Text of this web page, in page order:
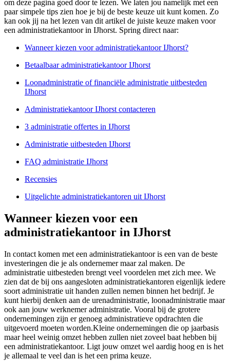
om deze pagina goed door te lezen. We laten jou namelijk met een
paar simpele tips zien hoe je bij de beste keuze uit kunt komen. Zo
kan ook jij na het lezen van dit artikel de juiste keuze maken voor
een administratiekantoor in IJhorst. Spring direct naar:
Wanneer kiezen voor administratiekantoor IJhorst?
Betaalbaar administratiekantoor IJhorst
Loonadministratie of financiële administratie uitbesteden
IJhorst
Administratiekantoor IJhorst contacteren
3 administratie offertes in IJhorst
Administratie uitbesteden IJhorst
FAQ administratie IJhorst
Recensies
Uitgelichte administratiekantoren uit IJhorst
Wanneer kiezen voor een
administratiekantoor in IJhorst
In contact komen met een administratiekantoor is een van de beste
investeringen die je als ondernemer maar zal maken. De
administratie uitbesteden brengt veel voordelen met zich mee. We
zien dat de bij ons aangesloten administratiekantoren eigenlijk iedere
soort administratie uit handen zullen nemen binnen het bedrijf. Je
kunt hierbij denken aan de urenadministratie, loonadministratie maar
ook aan jouw werknemer administratie. Vooral bij de grotere
ondernemingen zijn er genoeg administratieve opdrachten die
uitgevoerd moeten worden.Kleine ondernemingen die op jaarbasis
maar heel weinig omzet hebben zullen niet zoveel baat hebben bij
een administratiekantoor. Ligt jouw omzet wel aardig hoog en is het
je allemaal te veel dan is het een prima keuze.